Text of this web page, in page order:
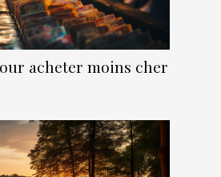
acheter moins cher